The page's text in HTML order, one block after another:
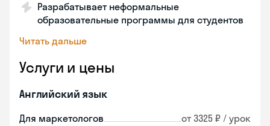
Разрабатывает неформальные
образовательные программы для студентов
Читать дальше
Услуги и цены
Английский язык
Для маркетологов от 3325 ₽ / урок